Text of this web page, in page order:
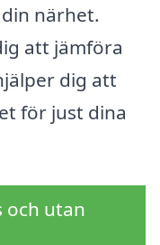
närhet.
att jämföra
dig att
för just dina
och utan